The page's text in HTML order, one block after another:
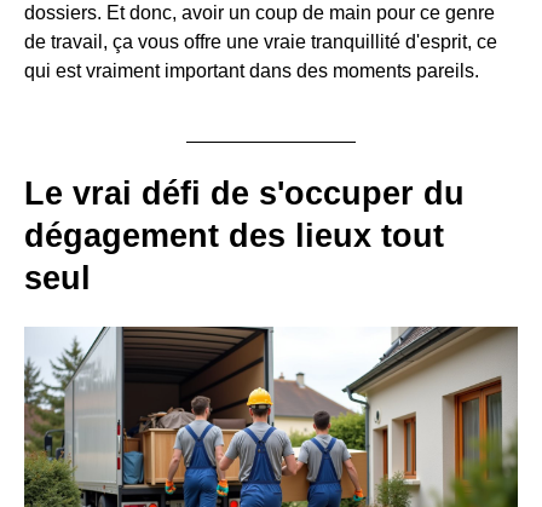
dossiers. Et donc, avoir un coup de main pour ce genre
de travail, ça vous offre une vraie tranquillité d'esprit, ce
qui est vraiment important dans des moments pareils.
Le vrai défi de s'occuper du
dégagement des lieux tout
seul